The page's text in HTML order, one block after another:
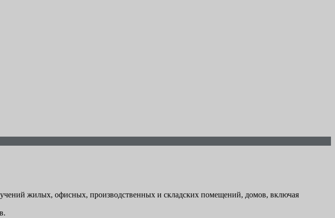
жилых, офисных, производственных и складских помещений, домов, включая